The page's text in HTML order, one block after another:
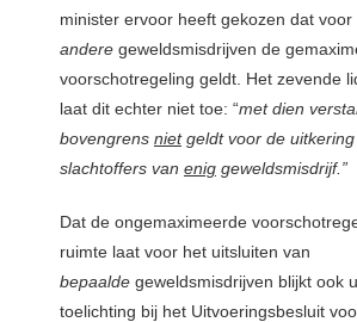
minister ervoor heeft gekozen dat voor
andere geweldsmisdrijven de
voorschotregeling geldt. Het zevende
laat dit echter niet toe: “met dien
bovengrens nietgeldt voor de uitkering
slachtoffers van enig geweldsmisdrijf.”
Dat de ongemaximeerde
ruimte laat voor het uitsluiten van
bepaalde geweldsmisdrijven blijkt ook
toelichting bij het Uitvoeringsbesluit